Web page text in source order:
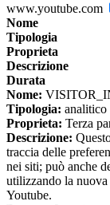
www.youtube.com
Nome
Tipologia
Proprieta
Descrizione
Durata
Nome:
Tipologia: analitico
Proprieta: Terza
Descrizione:
traccia delle
nei siti; può anche
utilizzando la
Youtube.